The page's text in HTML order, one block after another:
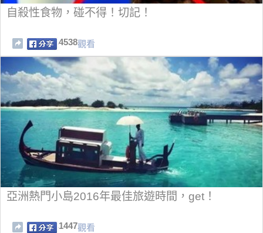
自殺性食物，碰不得！切記！
4538觀看
亞洲熱門小島2016年最佳旅遊時間，get！
1447觀看